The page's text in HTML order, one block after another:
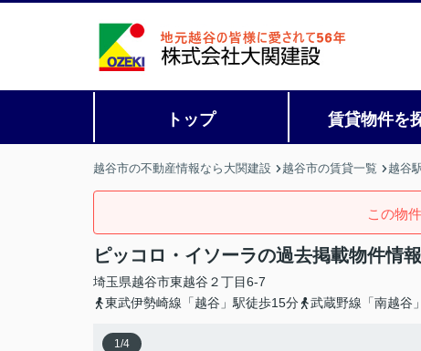
トップ 賃貸物件を
越谷市の不動産情報なら大関建設 越谷市の賃貸一覧 越谷
この物
ピッコロ・イソーラの過去掲載物件情報
埼玉県越谷市東越谷 ２丁目6-7
東武伊勢崎線「越谷」駅徒歩15分
武蔵野線「南越谷
1/4